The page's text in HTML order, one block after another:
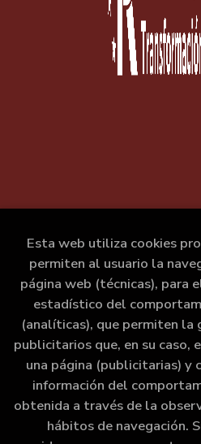
Esta web utiliza cookies
permiten al usuario la
página web (técnicas), para
estadístico del
(analíticas), que permiten la
publicitarios que, en su caso,
una página (publicitarias) y
información del
obtenida a través de la
hábitos de navegación.